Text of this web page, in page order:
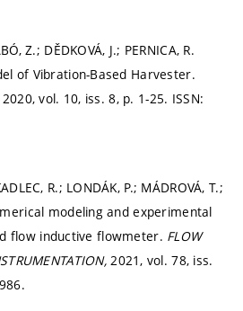
Z.; DĚDKOVÁ, J.; PERNICA, R.
of Vibration-Based Harvester.
2020, vol. 10, iss. 8, p. 1-25. ISSN:
R.; LONDÁK, P.; MÁDROVÁ, T.;
modeling and experimental
flow inductive flowmeter. FLOW
2021, vol. 78, iss.